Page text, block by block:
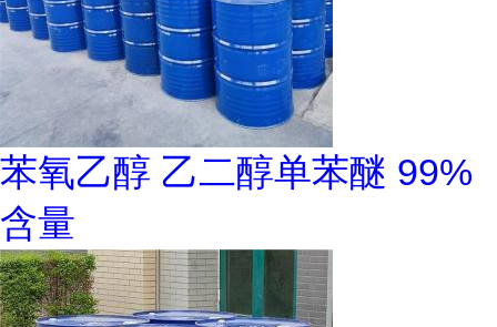
苯氧乙醇 乙二醇单苯醚 99%
含量